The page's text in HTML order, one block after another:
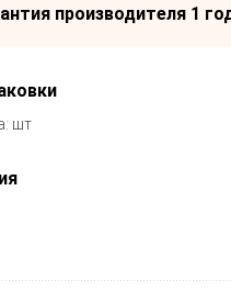
производителя 1
шт